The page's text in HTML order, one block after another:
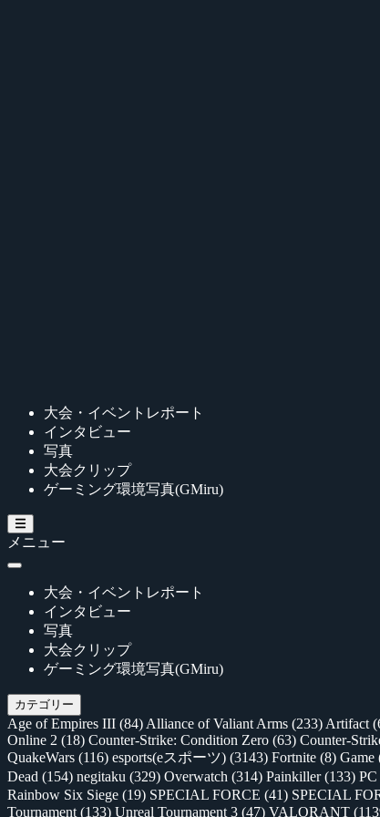
大会・イベントレポート
インタビュー
写真
大会クリップ
ゲーミング環境写真(GMiru)
メニュー
大会・イベントレポート
インタビュー
写真
大会クリップ
ゲーミング環境写真(GMiru)
カテゴリー
Age of Empires III (84) Alliance of Valiant Arms (233) Artifact
Online 2 (18) Counter-Strike: Condition Zero (63) Counter-
QuakeWars (116) esports(eスポーツ) (3143) Fortnite (8) Game
Dead (154) negitaku (329) Overwatch (314) Painkiller(133)
Rainbow Six Siege (19) SPECIAL FORCE (41) SPECIAL
Tournament (133) Unreal Tournament 3 (47) VALORANT